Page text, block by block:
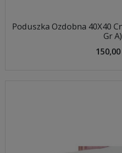
Poduszka Ozdobna 40X40
Gr A)
150,00